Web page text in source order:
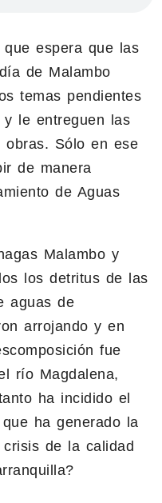
espera que las
de Malambo
temas pendientes
le entreguen las
Sólo en ese
de manera
de Aguas
Malambo y
los detritus de las
aguas de
arrojando y en
fue
río Magdalena,
ha incidido el
ha generado la
de la calidad